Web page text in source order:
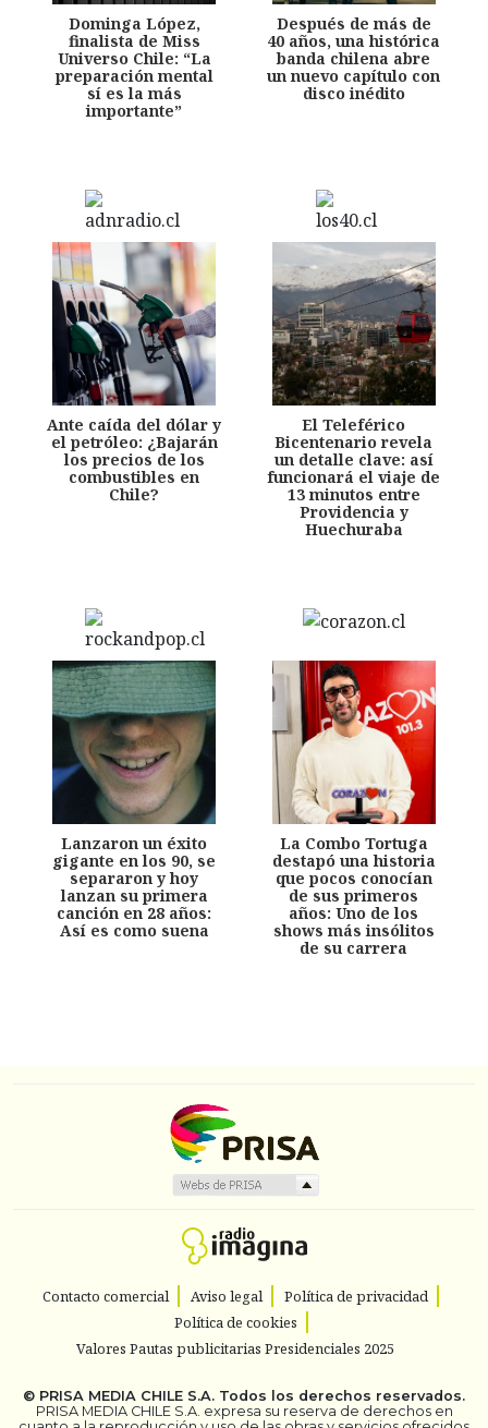
Dominga López,
finalista de Miss
Universo Chile: “La
preparación mental
sí es la más
importante”
Después de más de
40 años, una histórica
banda chilena abre
un nuevo capítulo con
disco inédito
Ante caída del dólar y
el petróleo: ¿Bajarán
los precios de los
combustibles en
Chile?
El Teleférico
Bicentenario revela
un detalle clave: así
funcionará el viaje de
13 minutos entre
Providencia y
Huechuraba
Lanzaron un éxito
gigante en los 90, se
separaron y hoy
lanzan su primera
canción en 28 años:
Así es como suena
La Combo Tortuga
destapó una historia
que pocos conocían
de sus primeros
años: Uno de los
shows más insólitos
de su carrera
Contacto comercial Aviso legal
Política de privacidad
Política de cookies
Valores Pautas publicitarias Presidenciales 2025
© PRISA MEDIA CHILE S.A. Todos los derechos reservados.
PRISA MEDIA CHILE S.A. expresa su reserva de derechos en